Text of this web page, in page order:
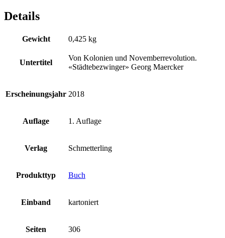
Details
Gewicht 0,425 kg
Untertitel
Von Kolonien und Novemberrevolution.
«Städtebezwinger» Georg Maercker
Erscheinungsjahr 2018
Auflage 1. Auflage
Verlag Schmetterling
Produkttyp Buch
Einband kartoniert
Seiten 306